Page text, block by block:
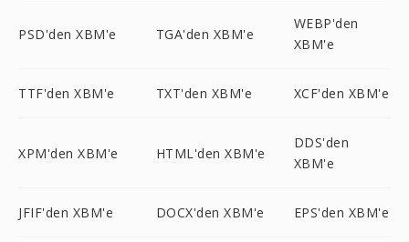
PSD'den XBM'e TGA'den XBM'e
WEBP'den
XBM'e
TTF'den XBM'e TXT'den XBM'e XCF'den XBM'e
XPM'den XBM'e HTML'den XBM'e
DDS'den
XBM'e
JFIF'den XBM'e DOCX'den XBM'e EPS'den XBM'e